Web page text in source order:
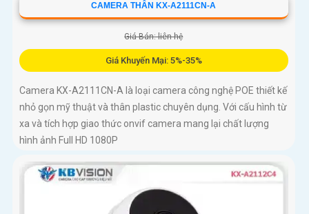
CAMERA THÂN KX-A2111CN-A
Giá Bán: liên hệ
Giá Khuyến Mại: 5%-35%
Camera KX-A2111CN-A là loại camera công nghệ POE thiết kế
nhỏ gọn mỹ thuật và thân plastic chuyên dụng. Với cấu hình từ
xa và tích hợp giao thức onvif camera mang lại chất lượng
hình ảnh Full HD 1080P